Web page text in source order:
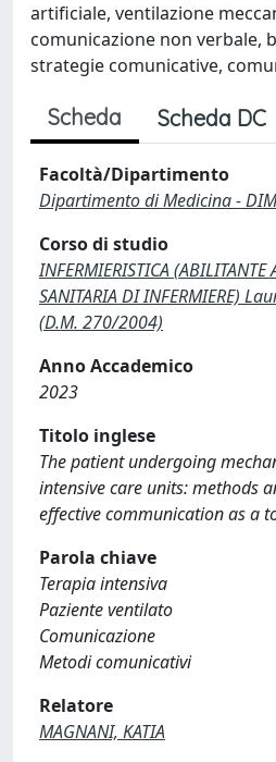
artificiale, ventilazione
comunicazione non verbale,
strategie comunicative,
Scheda Scheda DC
Facoltà/Dipartimento
Dipartimento di Medicina -
Corso di studio
INFERMIERISTICA (ABILITANTE
SANITARIA DI INFERMIERE)
(D.M. 270/2004)
Anno Accademico
2023
Titolo inglese
The patient undergoing
intensive care units: methods
effective communication as a
Parola chiave
Terapia intensiva
Paziente ventilato
Comunicazione
Metodi comunicativi
Relatore
MAGNANI, KATIA